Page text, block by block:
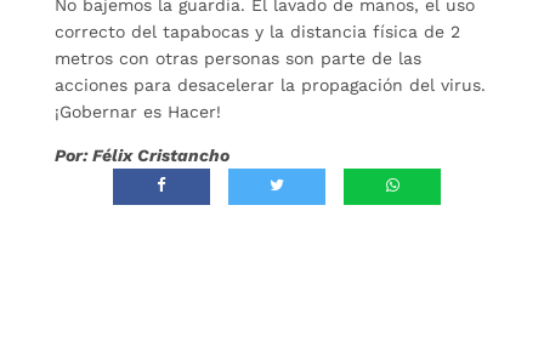
No bajemos la guardia. El lavado de manos, el uso
correcto del tapabocas y la distancia física de 2
metros con otras personas son parte de las
acciones para desacelerar la propagación del virus.
¡Gobernar es Hacer!
Por: Félix Cristancho